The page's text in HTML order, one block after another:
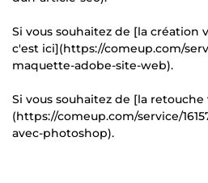
Si vous souhaitez de [la création
c'est ici](https://comeup.com/
maquette-adobe-site-web).
Si vous souhaitez de [la
(https://comeup.com/service/
avec-photoshop).